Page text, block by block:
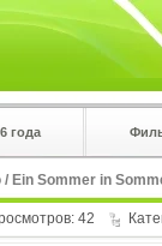
года
Ein Sommer in
42
Нажмите на
!!!Если Вы с
верхнем